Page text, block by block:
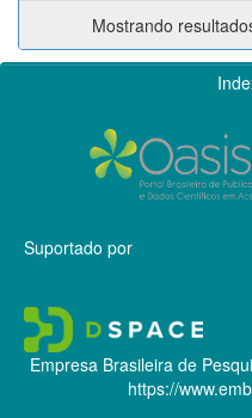
Mostrando
Suportado por
Empresa Brasileira de
https://